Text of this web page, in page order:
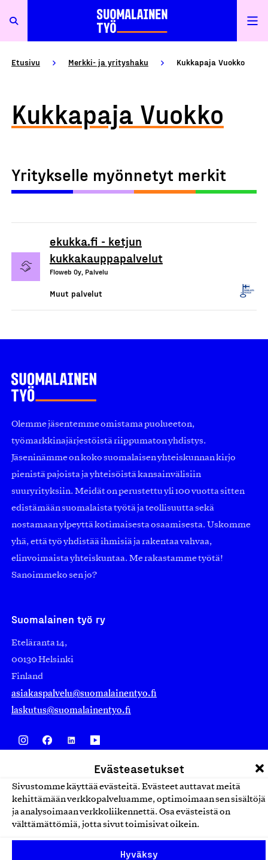
Evästeasetukset
Sivustomme käyttää evästeitä. Evästeet auttavat meitä
kehittämään verkkopalveluamme, optimoimaan sen sisältöjä
ja analysoimaan verkkoliikennettä. Osa evästeistä on
välttämättömiä, jotta sivut toimisivat oikein.
Hyväksy
Etusivu Merkki- ja yrityshaku Kukkapaja Vuokko
Kukkapaja Vuokko
Yritykselle myönnetyt merkit
ekukka.fi - ketjun
kukkakauppapalvelut
Floweb Oy, Palvelu
Muut palvelut
Olemme jäsentemme omistama puolueeton,
työmarkkinajärjestöistä riippumaton yhdistys.
Jäseninämme on koko suomalaisen yhteiskunnan kirjo
pienistä pajoista ja yhteisöistä kansainvälisiin
suuryrityksiin. Meidät on perustettu yli 100 vuotta sitten
edistämään suomalaista työtä ja teollisuutta sekä
nostamaan ylpeyttä kotimaisesta osaamisesta. Uskomme
yhä, että työ yhdistää ihmisiä ja rakentaa vahvaa,
elinvoimaista yhteiskuntaa. Me rakastamme työtä!
Sanoimmeko sen jo?
Suomalainen työ ry
Eteläranta 14,
00130 Helsinki
Finland
asiakaspalvelu@suomalainentyo.fi
laskutus@suomalainentyo.fi